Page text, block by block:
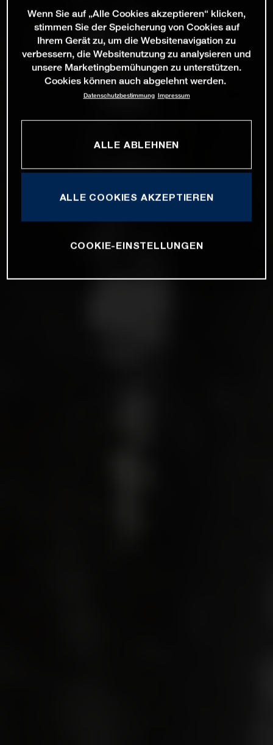
Wenn Sie auf „Alle Cookies akzeptieren“ klicken,
stimmen Sie der Speicherung von Cookies auf
Ihrem Gerät zu, um die Websitenavigation zu
verbessern, die Websitenutzung zu analysieren und
unsere Marketingbemühungen zu unterstützen.
Cookies können auch abgelehnt werden.
Datenschutzbestimmung Impressum
ALLE ABLEHNEN
ALLE COOKIES AKZEPTIEREN
COOKIE-EINSTELLUNGEN